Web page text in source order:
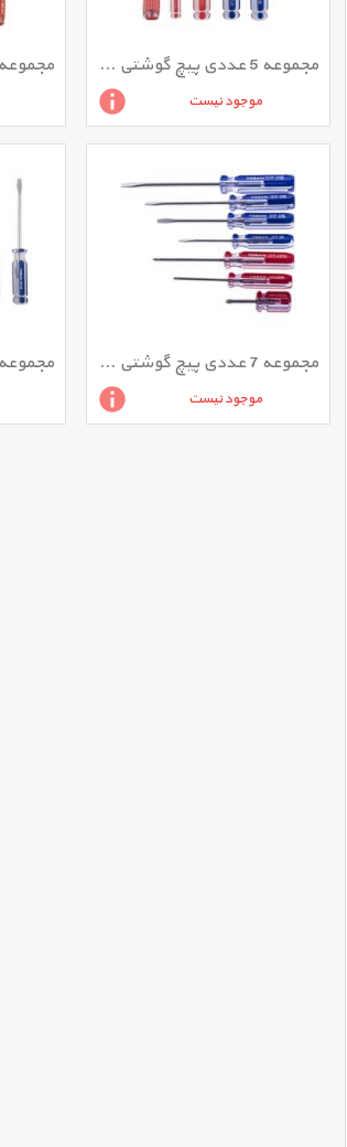
مجموعه 5 عددی پیچ گوشتی و فازمتر توسن مدل T90N-SB5S
موجود نیست
مجموعه 7 عددی پیچ گوشتی توسن مدل T90-SB7S
موجود نیست